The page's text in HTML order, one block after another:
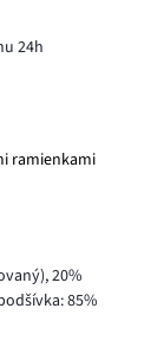
24h
ramienkami
20%
85%